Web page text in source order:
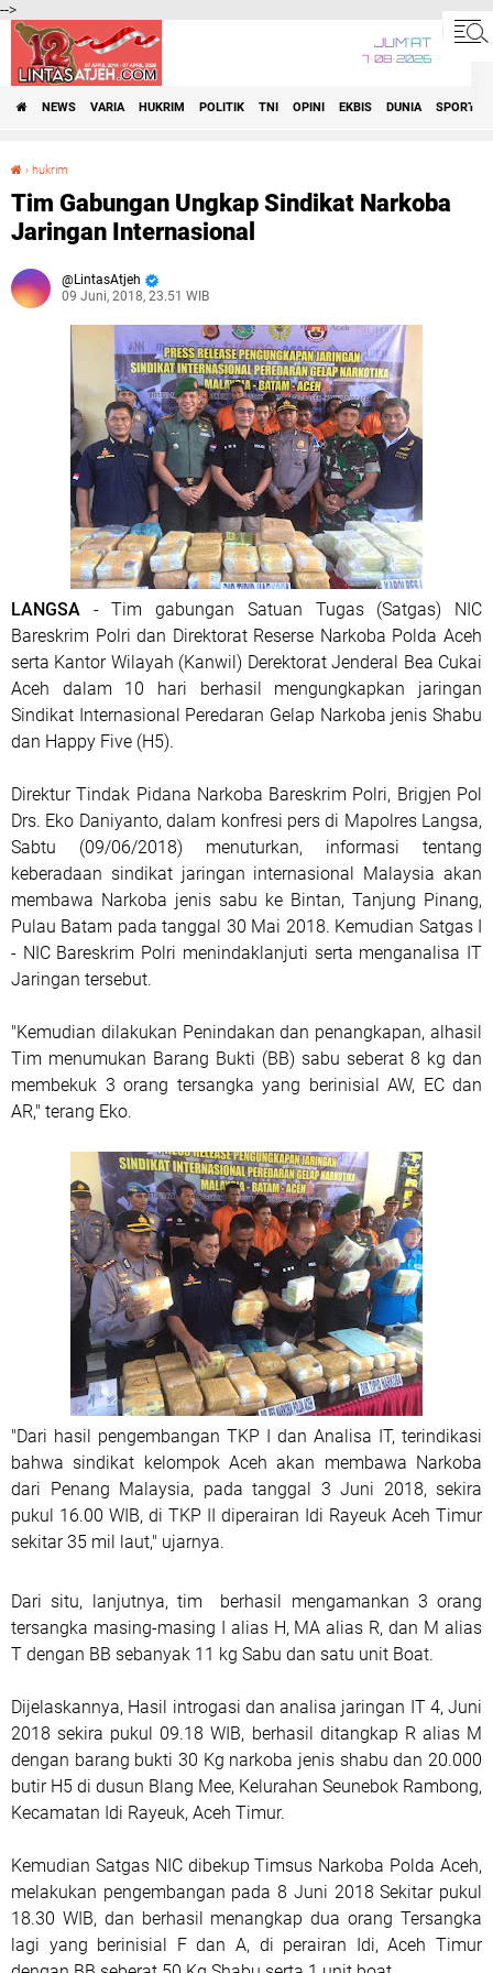
-->
JUM'AT
7•08•2026
NEWS VARIA HUKRIM POLITIK TNI OPINI EKBIS DUNIA SPORT
› hukrim
Tim Gabungan Ungkap Sindikat Narkoba
Jaringan Internasional
LintasAtjeh
09 Juni, 2018, 23.51 WIB
LANGSA - Tim gabungan Satuan Tugas (Satgas) NIC
Bareskrim Polri dan Direktorat Reserse Narkoba Polda Aceh
serta Kantor Wilayah (Kanwil) Derektorat Jenderal Bea Cukai
Aceh dalam 10 hari berhasil mengungkapkan jaringan
Sindikat Internasional Peredaran Gelap Narkoba jenis Shabu
dan Happy Five (H5).
Direktur Tindak Pidana Narkoba Bareskrim Polri, Brigjen Pol
Drs. Eko Daniyanto, dalam konfresi pers di Mapolres Langsa,
Sabtu (09/06/2018) menuturkan, informasi tentang
keberadaan sindikat jaringan internasional Malaysia akan
membawa Narkoba jenis sabu ke Bintan, Tanjung Pinang,
Pulau Batam pada tanggal 30 Mai 2018. Kemudian Satgas I
- NIC Bareskrim Polri menindaklanjuti serta menganalisa IT
Jaringan tersebut.
"Kemudian dilakukan Penindakan dan penangkapan, alhasil
Tim menumukan Barang Bukti (BB) sabu seberat 8 kg dan
membekuk 3 orang tersangka yang berinisial AW, EC dan
AR," terang Eko.
"Dari hasil pengembangan TKP I dan Analisa IT, terindikasi
bahwa sindikat kelompok Aceh akan membawa Narkoba
dari Penang Malaysia, pada tanggal 3 Juni 2018, sekira
pukul 16.00 WIB, di TKP II diperairan Idi Rayeuk Aceh Timur
sekitar 35 mil laut," ujarnya.
Dari situ, lanjutnya, tim berhasil mengamankan 3 orang
tersangka masing-masing I alias H, MA alias R, dan M alias
T dengan BB sebanyak 11 kg Sabu dan satu unit Boat.
Dijelaskannya, Hasil introgasi dan analisa jaringan IT 4, Juni
2018 sekira pukul 09.18 WIB, berhasil ditangkap R alias M
dengan barang bukti 30 Kg narkoba jenis shabu dan 20.000
butir H5 di dusun Blang Mee, Kelurahan Seunebok Rambong,
Kecamatan Idi Rayeuk, Aceh Timur.
Kemudian Satgas NIC dibekup Timsus Narkoba Polda Aceh,
melakukan pengembangan pada 8 Juni 2018 Sekitar pukul
18.30 WIB, dan berhasil menangkap dua orang Tersangka
lagi yang berinisial F dan A, di perairan Idi, Aceh Timur